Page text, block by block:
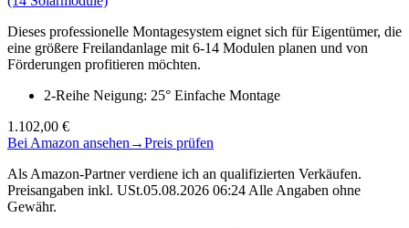
Dieses professionelle Montagesystem eignet sich für Eigentümer, die
eine größere Freilandanlage mit 6-14 Modulen planen und von
Förderungen profitieren möchten.
2-Reihe Neigung: 25° Einfache Montage
1.102,00 €
Bei Amazon ansehen →Preis prüfen
Als Amazon-Partner verdiene ich an qualifizierten Verkäufen.
Preisangaben inkl. USt.05.08.2026 06:24 Alle Angaben ohne
Gewähr.